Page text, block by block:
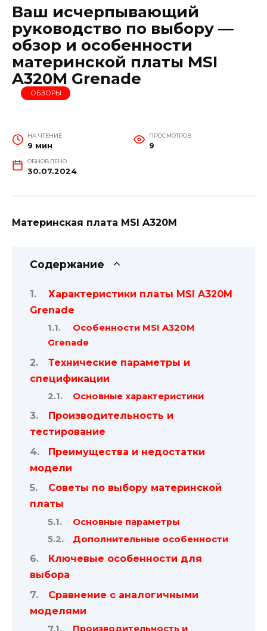
Ваш исчерпывающий
руководство по выбору —
обзор и особенности
материнской платы MSI
A320M Grenade
ОБЗОРЫ
НА ЧТЕНИЕ
9 мин
ПРОСМОТРОВ
9
ОБНОВЛЕНО
30.07.2024
Материнская плата MSI A320M
Содержание
Характеристики платы MSI A320M
Grenade
Особенности MSI A320M
Grenade
Технические параметры и
спецификации
Основные характеристики
Производительность и
тестирование
Преимущества и недостатки
модели
Советы по выбору материнской
платы
Основные параметры
Дополнительные особенности
Ключевые особенности для
выбора
Сравнение с аналогичными
моделями
Производительность и